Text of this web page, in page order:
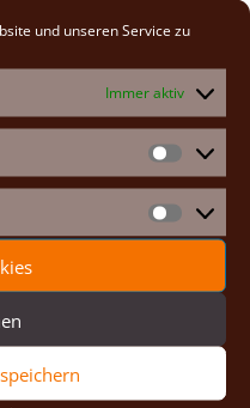
und unseren Service zu
Immer aktiv
Marketing